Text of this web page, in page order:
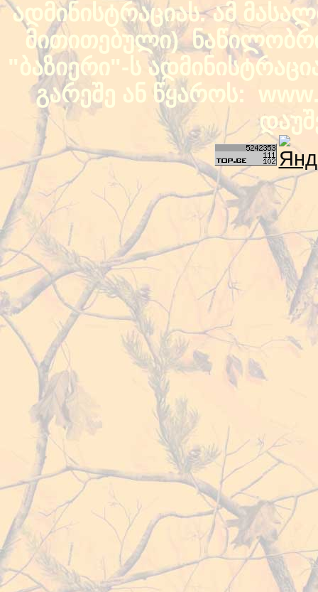
ადმინისტრაციას. ამ
მითითებული)
"ბაზიერი"-ს
გარეშე ან წყაროს: